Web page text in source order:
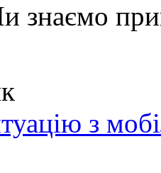
знаємо
з